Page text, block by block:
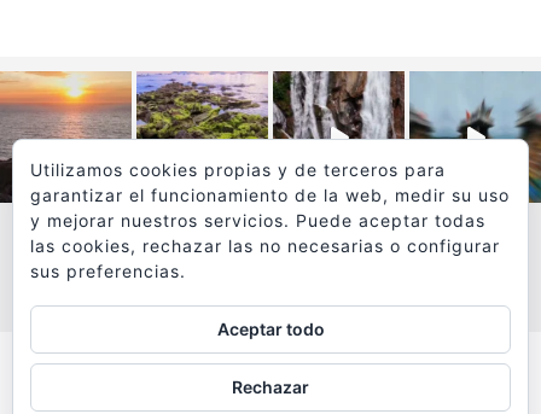
VER MÁS
Todos los textos y fotografías de
Utilizamos cookies propias y de terceros para
garantizar el funcionamiento de la web, medir su uso
y mejorar nuestros servicios. Puede aceptar todas
las cookies, rechazar las no necesarias o configurar
sus preferencias.
Aceptar todo
Rechazar